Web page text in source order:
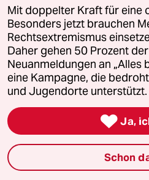
© 2026 taz Verlags und
Alle Rechte vorbehalten. Bei
wenden Sie sich bitte an
Feedback Redaktionsstatut
Leitlinie Informant
Seitenwende Einwilligungen
Mit doppelter Kraft für eine
Besonders jetzt brauchen
Rechtsextremismus
Daher gehen 50 Prozent
Neuanmeldungen an „Alles
eine Kampagne, die
und Jugendorte
 Ja,
Schon